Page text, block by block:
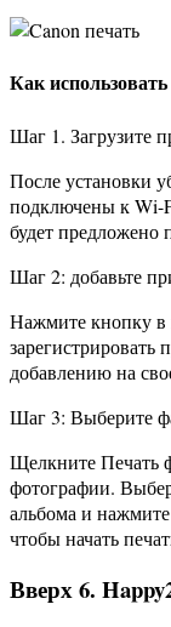
Как
Шаг 1. Загрузите
После установки
подключены к Wi-
будет предложено
Шаг 2: добавьте
Нажмите кнопку в
зарегистрировать
добавлению на
Шаг 3: Выберите
Щелкните Печать
фотографии.
альбома и
чтобы начать
Вверх 6.